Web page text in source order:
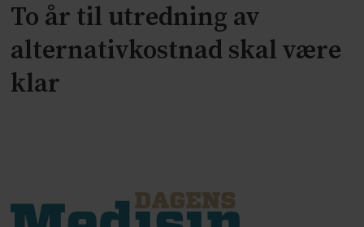
To år til utredning av
alternativkostnad skal være
klar